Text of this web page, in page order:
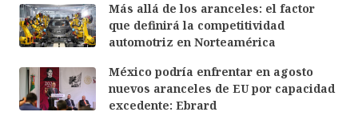
Más allá de los aranceles: el factor
que definirá la competitividad
automotriz en Norteamérica
México podría enfrentar en agosto
nuevos aranceles de EU por capacidad
excedente: Ebrard